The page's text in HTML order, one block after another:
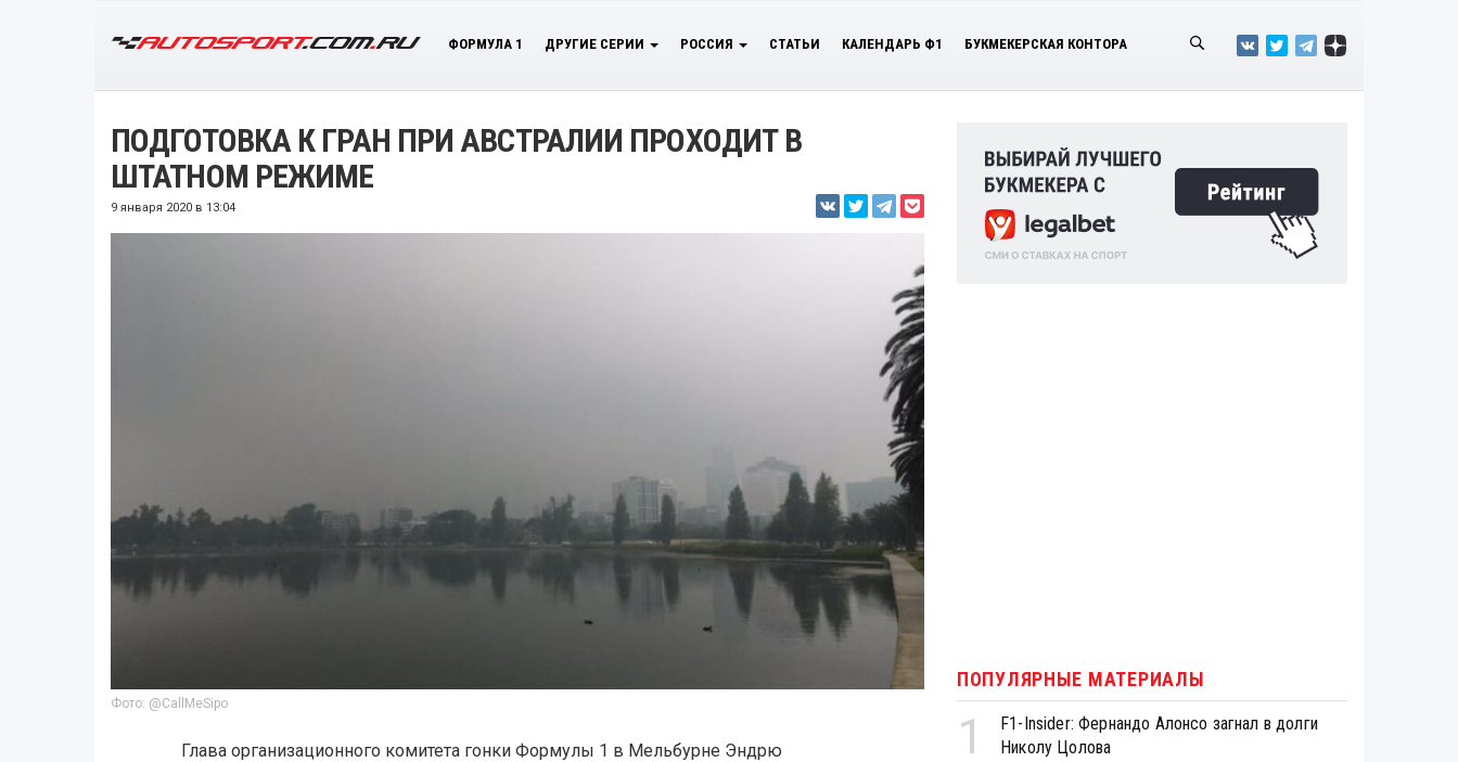
ФОРМУЛА 1 ДРУГИЕ СЕРИИ РОССИЯ СТАТЬИ КАЛЕНДАРЬ Ф1 БУКМЕКЕРСКАЯ КОНТОРА
ПОДГОТОВКА К ГРАН ПРИ АВСТРАЛИИ ПРОХОДИТ В
ШТАТНОМ РЕЖИМЕ
9 января 2020 в 13:04
Фото: @CallMeSipo
Глава организационного комитета гонки Формулы 1 в Мельбурне Эндрю
ПОПУЛЯРНЫЕ МАТЕРИАЛЫ
1
F1-Insider: Фернандо Алонсо загнал в долги
Николу Цолова